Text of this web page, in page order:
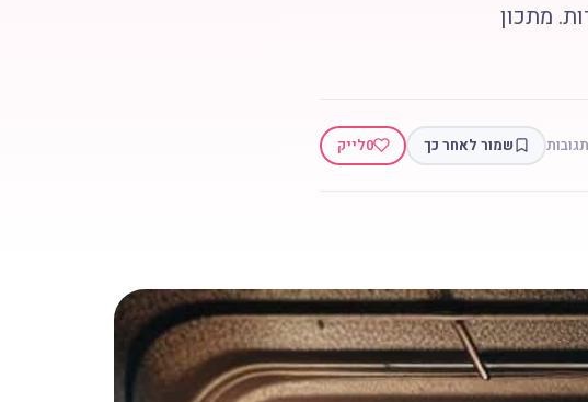
מתכון
שמור לאחר כך 0לייק